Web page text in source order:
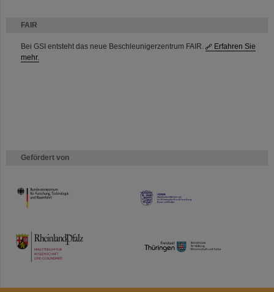
FAIR
Bei GSI entsteht das neue Beschleunigerzentrum FAIR.
Erfahren Sie
mehr.
Gefördert von
HMWK
TMWWDG